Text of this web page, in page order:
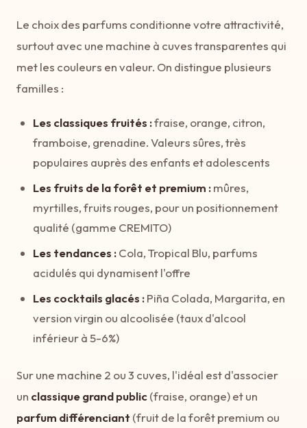
Le choix des parfums conditionne votre attractivité,
surtout avec une machine à cuves transparentes qui
met les couleurs en valeur. On distingue plusieurs
familles :
Les classiques fruités :fraise, orange, citron,
framboise, grenadine. Valeurs sûres, très
populaires auprès des enfants et adolescents
Les fruits de la forêt et premium :mûres,
myrtilles, fruits rouges, pour un positionnement
qualité (gamme CREMITO)
Les tendances :Cola, Tropical Blu, parfums
acidulés qui dynamisent l'offre
Les cocktails glacés :Piña Colada, Margarita, en
version virgin ou alcoolisée (taux d'alcool
inférieur à 5-6%)
Sur une machine 2 ou 3 cuves, l'idéal est d'associer
un classique grand public(fraise, orange) et un
parfum différenciant (fruit de la forêt premium ou